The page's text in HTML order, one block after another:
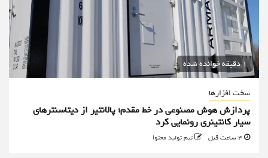
1 دقیقه خوانده شده
سخت افزارها
پردازش هوش مصنوعی در خط مقدم؛ پالانتیر از دیتاسنترهای
سیار کانتینری رونمایی کرد
تیم تولید محتوا